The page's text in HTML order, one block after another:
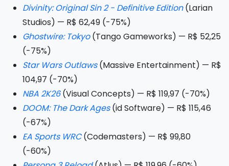
Divinity: Original Sin 2 - Definitive Edition(Larian
Studios) — R$ 62,49 (-75%)
Ghostwire: Tokyo(Tango Gameworks) — R$ 52,25
(-75%)
Star Wars Outlaws(Massive Entertainment) — R$
104,97 (-70%)
NBA 2K26(Visual Concepts) — R$ 119,97 (-70%)
DOOM: The Dark Ages(id Software) — R$ 115,46
(-67%)
EA Sports WRC(Codemasters) — R$ 99,80
(-60%)